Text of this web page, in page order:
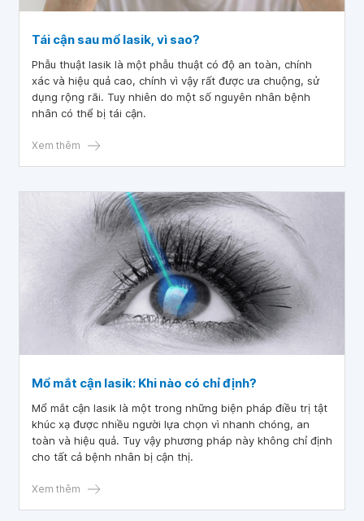
Tái cận sau mổ lasik, vì sao?
Phẫu thuật lasik là một phẫu thuật có độ an toàn, chính
xác và hiệu quả cao, chính vì vậy rất được ưa chuộng, sử
dụng rộng rãi. Tuy nhiên do một số nguyên nhân bệnh
nhân có thể bị tái cận.
Xem thêm
Mổ mắt cận lasik: Khi nào có chỉ định?
Mổ mắt cận lasik là một trong những biện pháp điều trị tật
khúc xạ được nhiều người lựa chọn vì nhanh chóng, an
toàn và hiệu quả. Tuy vậy phương pháp này không chỉ định
cho tất cả bệnh nhân bị cận thị.
Xem thêm